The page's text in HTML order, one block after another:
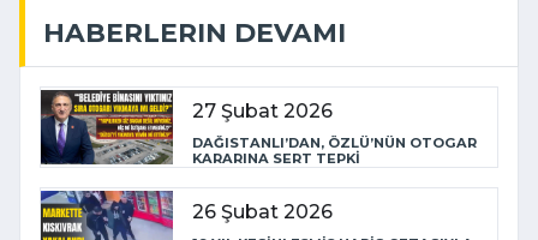
HABERLERIN DEVAMI
27 Şubat 2026
DAĞISTANLI’DAN, ÖZLÜ’NÜN OTOGAR
KARARINA SERT TEPKİ
26 Şubat 2026